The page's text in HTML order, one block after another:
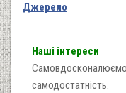
Джерело
Наші інтереси
самодостатність.